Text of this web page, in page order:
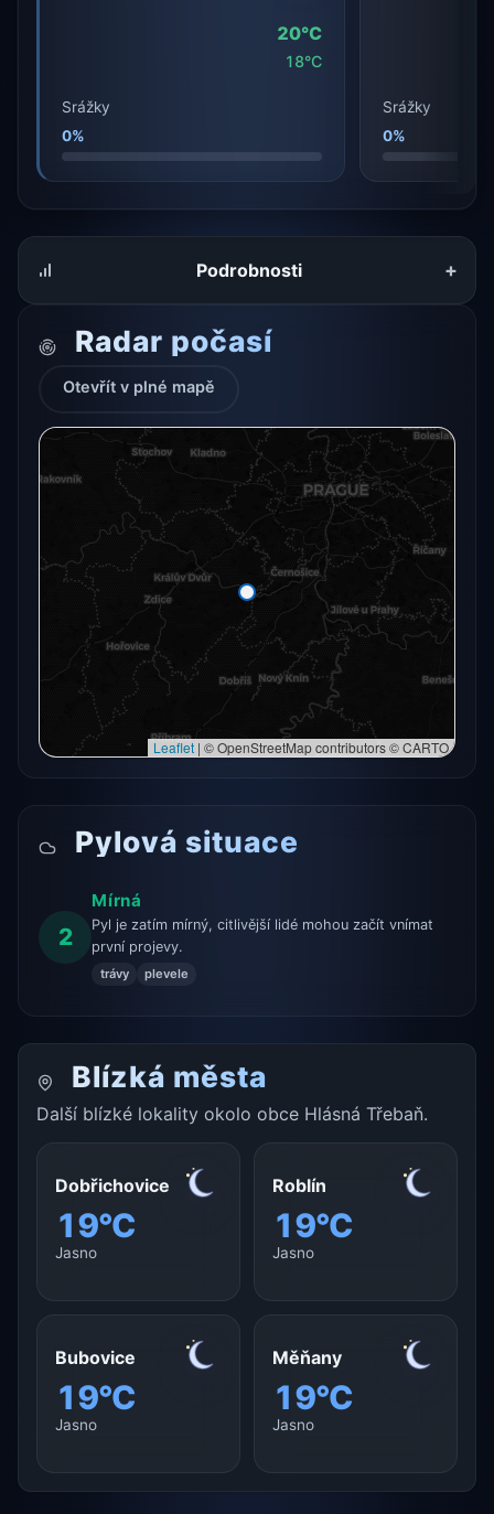
20°C
18°C
Srážky
0%
Srážky
0%
Podrobnosti +
Radar počasí
Otevřít v plné mapě
Radarový snímek momentálně není dostupný.
Otevřít v plné mapě
Zkusit znovu
Otevřít v plné mapě →
Leaflet | © OpenStreetMap contributors © CARTO
Pylová situace
2
Mírná
Pyl je zatím mírný, citlivější lidé mohou začít vnímat
první projevy.
trávy plevele
Blízká města
Další blízké lokality okolo obce Hlásná Třebaň.
Dobřichovice
19°C
Jasno
Roblín
19°C
Jasno
Bubovice
19°C
Jasno
Měňany
19°C
Jasno